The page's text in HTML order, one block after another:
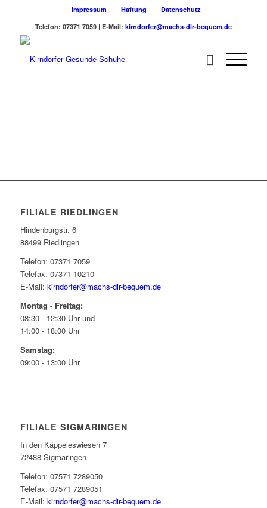
Impressum Haftung
Datenschutz
Telefon: 07371 7059 | E-Mail: kirndorfer@machs-dir-bequem.de
FILIALE RIEDLINGEN
Hindenburgstr. 6
88499 Riedlingen
Telefon: 07371 7059
Telefax: 07371 10210
E-Mail: kirndorfer@machs-dir-bequem.de
Montag - Freitag:
08:30 - 12:30 Uhr und
14:00 - 18:00 Uhr
Samstag:
09:00 - 13:00 Uhr
FILIALE SIGMARINGEN
In den Käppeleswiesen 7
72488 Sigmaringen
Telefon: 07571 7289050
Telefax: 07571 7289051
E-Mail: kirndorfer@machs-dir-bequem.de